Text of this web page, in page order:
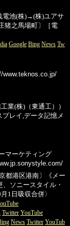
電池(株)→(株)ユアサ
猪之馬場町〕［電
Google Bing News Tw
www.teknos.co.jp/
業(株)（東通工））
プレイ,データ記憶メ
マーケティング
都港区港南〕《メー
ソニースタイル・
1日吸収合併〉
Twitter YouTube
News Twitter YouTub